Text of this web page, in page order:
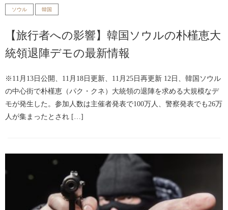
ソウル 韓国
【旅行者への影響】韓国ソウルの朴槿恵大
統領退陣デモの最新情報
※11月13日公開、11月18日更新、11月25日再更新 12日、韓国ソウル
の中心街で朴槿恵（パク・クネ）大統領の退陣を求める大規模なデ
モが発生した。参加人数は主催者発表で100万人、警察発表でも26万
人が集まったとされ […]